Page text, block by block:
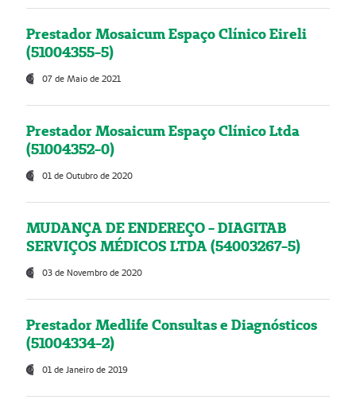
Prestador Mosaicum Espaço Clínico Eireli
(51004355-5)
07 de Maio de 2021
Prestador Mosaicum Espaço Clínico Ltda
(51004352-0)
01 de Outubro de 2020
MUDANÇA DE ENDEREÇO - DIAGITAB
SERVIÇOS MÉDICOS LTDA (54003267-5)
03 de Novembro de 2020
Prestador Medlife Consultas e Diagnósticos
(51004334-2)
01 de Janeiro de 2019